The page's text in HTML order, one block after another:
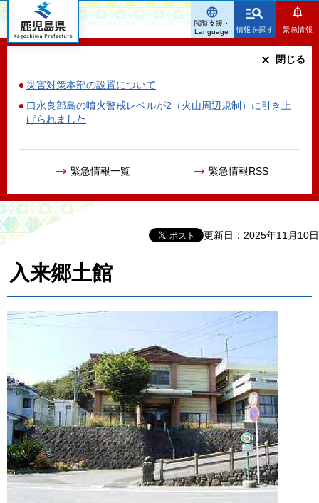
鹿児島県
情報を探す 緊急情報
災害対策本部の設置について
口永良部島の噴火警戒レベルが2（火山周辺規制）に引き上
げられました
緊急情報一覧 緊急情報RSS
閉じる
閲覧支援・
Language
更新日：2025年11月10日
入来郷土館